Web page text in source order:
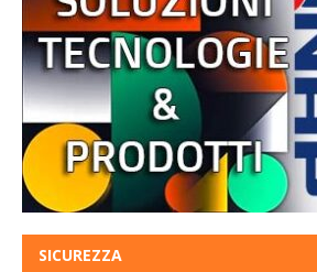
SICUREZZA